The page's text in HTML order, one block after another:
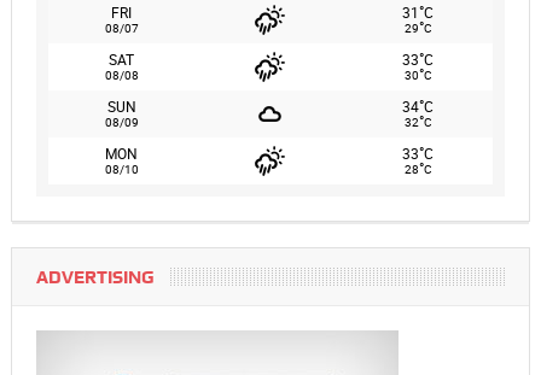
FRI
08/07
31°C
29°C
SAT
08/08
33°C
30°C
SUN
08/09
34°C
32°C
MON
08/10
33°C
28°C
ADVERTISING